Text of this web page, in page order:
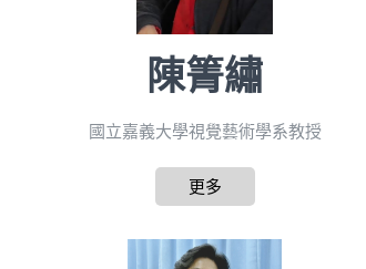
陳箐繡
國立嘉義大學視覺藝術學系教授
更多